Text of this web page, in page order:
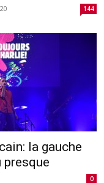
144
la gauche
0